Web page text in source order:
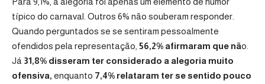
típico do carnaval. Outros 6% não souberam responder.
Quando perguntados se se sentiram pessoalmente
ofendidos pela representação, 56,2% afirmaram que não.
Já 31,8% disseram ter considerado a alegoria muito
ofensiva, enquanto 7,4% relataram ter se sentido pouco